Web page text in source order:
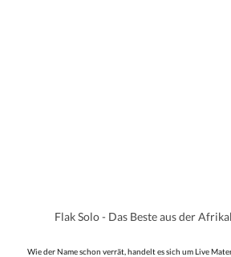
Flak Solo - Das Beste aus der
Wie der Name schon verrät, handelt es sich um Live